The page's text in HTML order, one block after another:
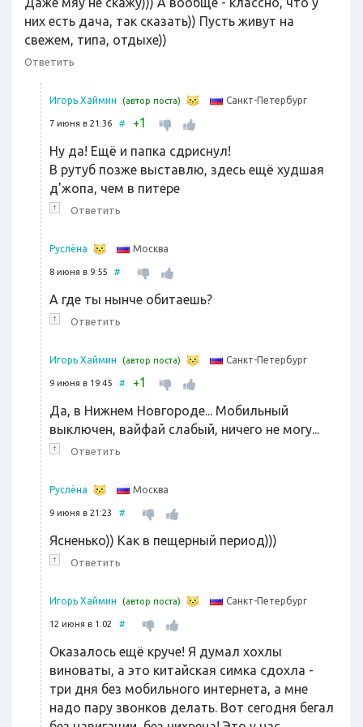
них есть дача, так сказать)) Пусть живут на
свежем, типа, отдыхе))
Ответить
Игорь Хаймин (автор поста) Санкт-Петербург
7 июня в 21:36 # +1
Ну да! Ещё и папка сдриснул!
В рутуб позже выставлю, здесь ещё худшая
д'жопа, чем в питере
↑ Ответить
Руслёна Москва
8 июня в 9:55 #
А где ты нынче обитаешь?
↑ Ответить
Игорь Хаймин (автор поста) Санкт-Петербург
9 июня в 19:45 # +1
Да, в Нижнем Новгороде... Мобильный
выключен, вайфай слабый, ничего не могу...
↑ Ответить
Руслёна Москва
9 июня в 21:23 #
Ясненько)) Как в пещерный период)))
↑ Ответить
Игорь Хаймин (автор поста) Санкт-Петербург
12 июня в 1:02 #
Оказалось ещё круче! Я думал хохлы
виноваты, а это китайская симка сдохла -
три дня без мобильного интернета, а мне
надо пару звонков делать. Вот сегодня бегал